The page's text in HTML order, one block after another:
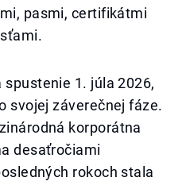
pasmi, certifikátmi
1. júla 2026,
svojej záverečnej fáze.
korporátna
desaťročiami
rokoch stala